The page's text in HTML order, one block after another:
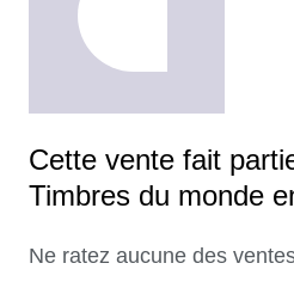
Cette vente fait
Timbres du monde
Ne ratez aucune des